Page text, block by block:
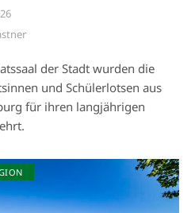
der Stadt wurden die
und Schülerlotsen aus
für ihren langjährigen